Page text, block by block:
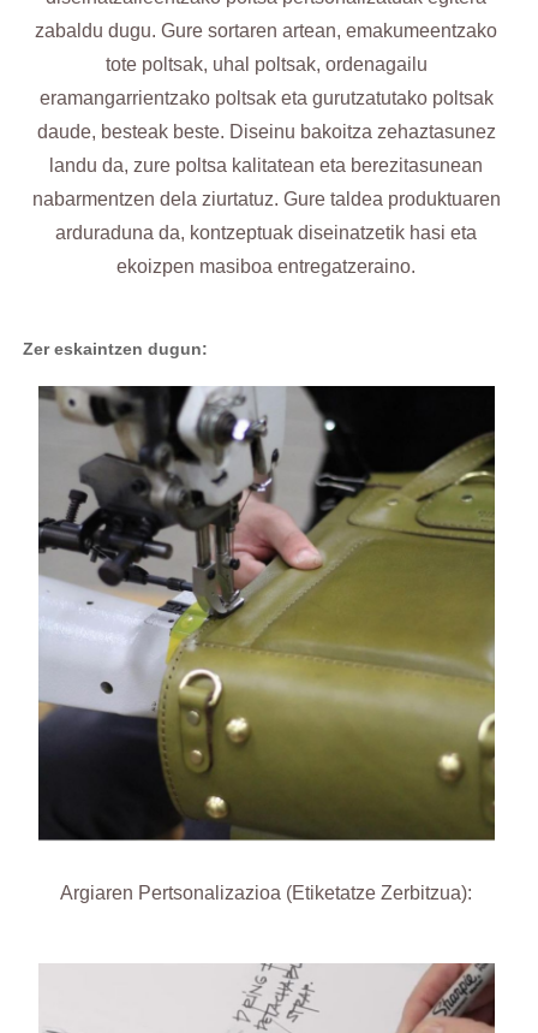
zabaldu dugu. Gure sortaren artean, emakumeentzako
tote poltsak, uhal poltsak, ordenagailu
eramangarrientzako poltsak eta gurutzatutako poltsak
daude, besteak beste. Diseinu bakoitza zehaztasunez
landu da, zure poltsa kalitatean eta berezitasunean
nabarmentzen dela ziurtatuz. Gure taldea produktuaren
arduraduna da, kontzeptuak diseinatzetik hasi eta
ekoizpen masiboa entregatzeraino.
Zer eskaintzen dugun:
Argiaren Pertsonalizazioa (Etiketatze Zerbitzua):